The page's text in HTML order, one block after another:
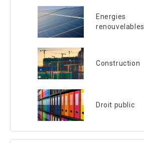
Energies
renouvelables
Construction
Droit public